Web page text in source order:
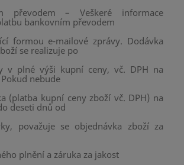
převodem – Veškeré informace
bankovním převodem
formou e-mailové zprávy. Dodávka
se realizuje po
v plné výši kupní ceny, vč. DPH na
nebude
(platba kupní ceny zboží vč. DPH) na
deseti dnů od
považuje se objednávka zboží za
plnění a záruka za jakost